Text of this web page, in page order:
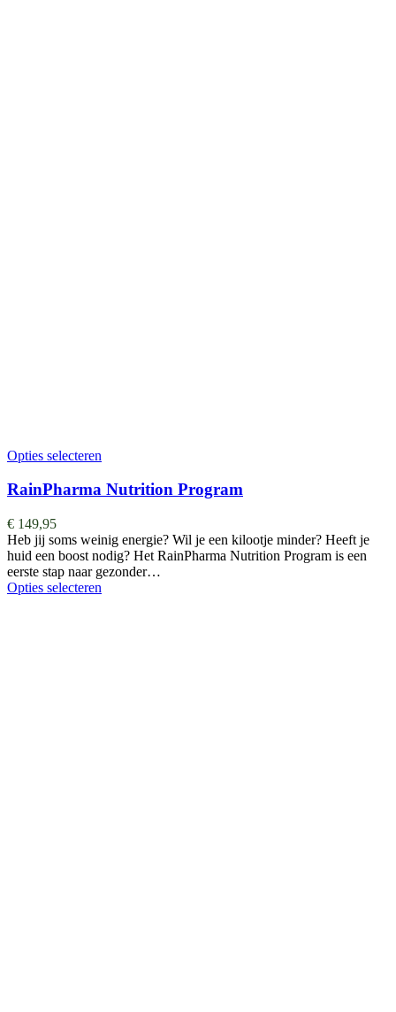
Opties selecteren
RainPharma Nutrition Program
€ 149,95
Heb jij soms weinig energie? Wil je een kilootje minder? Heeft je
huid een boost nodig? Het RainPharma Nutrition Program is een
eerste stap naar gezonder…
Opties selecteren